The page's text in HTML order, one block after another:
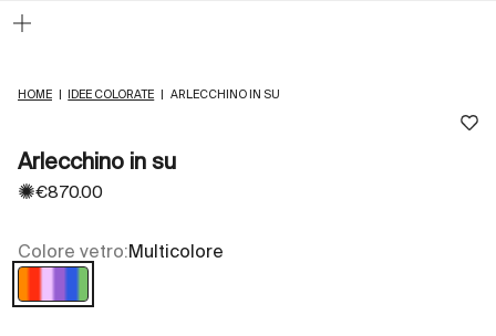
HOME IDEE COLORATE ARLECCHINO IN SU
Arlecchino in su
✺Prezzo scontato
€870.00
Colore vetro:Multicolore
Multicolore